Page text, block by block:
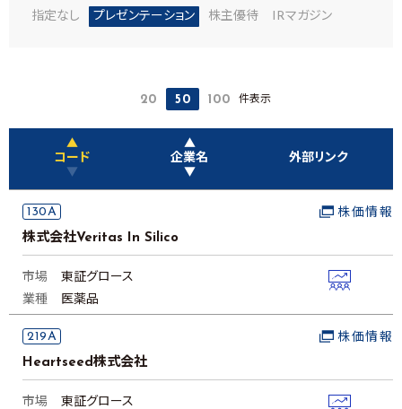
指定なし プレゼンテーション 株主優待 IRマガジン
20 50 100 件表示
▲
コード
▼
▲
企業名
▼
外部リンク
130A
株式会社Veritas In Silico
株価情報
市場
東証グロース
業種
医薬品
219A
Heartseed株式会社
株価情報
市場
東証グロース